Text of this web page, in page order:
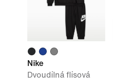
Nike
Dvoudílná flísová